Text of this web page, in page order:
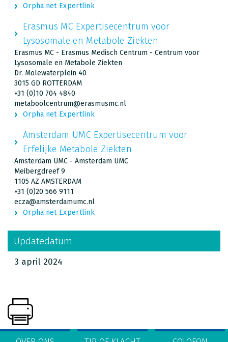
Orpha.net Expertlink
Erasmus MC Expertisecentrum voor
Lysosomale en Metabole Ziekten
Erasmus MC - Erasmus Medisch Centrum - Centrum voor
Lysosomale en Metabole Ziekten
Dr. Molewaterplein 40
3015 GD ROTTERDAM
+31 (0)10 704 4840
metaboolcentrum@erasmusmc.nl
Orpha.net Expertlink
Amsterdam UMC Expertisecentrum voor
Erfelijke Metabole Ziekten
Amsterdam UMC - Amsterdam UMC
Meibergdreef 9
1105 AZ AMSTERDAM
+31 (0)20 566 9111
ecza@amsterdamumc.nl
Orpha.net Expertlink
Updatedatum
3 april 2024